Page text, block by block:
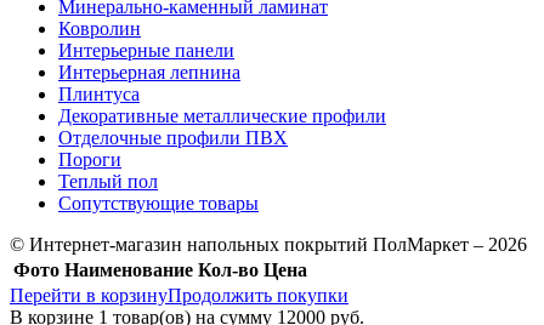
Минерально-каменный ламинат
Ковролин
Интерьерные панели
Интерьерная лепнина
Плинтуса
Декоративные металлические профили
Отделочные профили ПВХ
Пороги
Теплый пол
Сопутствующие товары
© Интернет-магазин напольных покрытий ПолМаркет – 2026
Фото Наименование Кол-во Цена
Перейти в корзинуПродолжить покупки
В корзине 1 товар(ов) на сумму 12000 руб.